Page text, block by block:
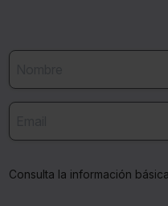
Consulta la información